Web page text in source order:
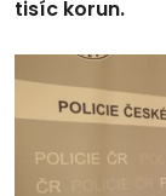
tisíc korun.